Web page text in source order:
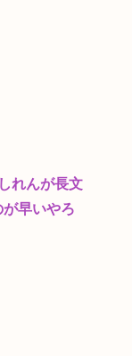
れんが長文
早いやろ